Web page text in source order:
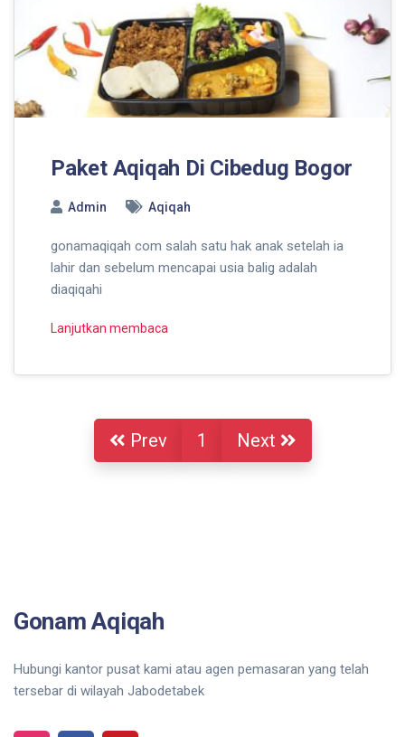
Paket Aqiqah Di Cibedug Bogor
Admin Aqiqah
gonamaqiqah com salah satu hak anak setelah ia
lahir dan sebelum mencapai usia balig adalah
diaqiqahi
Lanjutkan membaca
Prev 1 Next
Gonam Aqiqah
Hubungi kantor pusat kami atau agen pemasaran yang telah
tersebar di wilayah Jabodetabek